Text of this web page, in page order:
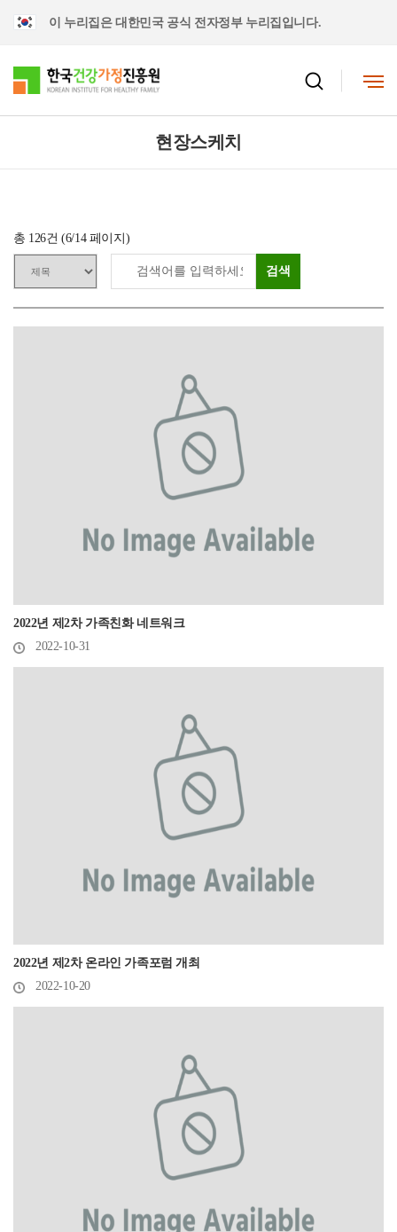
이 누리집은 대한민국 공식 전자정부 누리집입니다.
현장스케치
총 126건 (6/14 페이지)
검색
2022년 제2차 가족친화 네트워크
2022-10-31
2022년 제2차 온라인 가족포럼 개최
2022-10-20